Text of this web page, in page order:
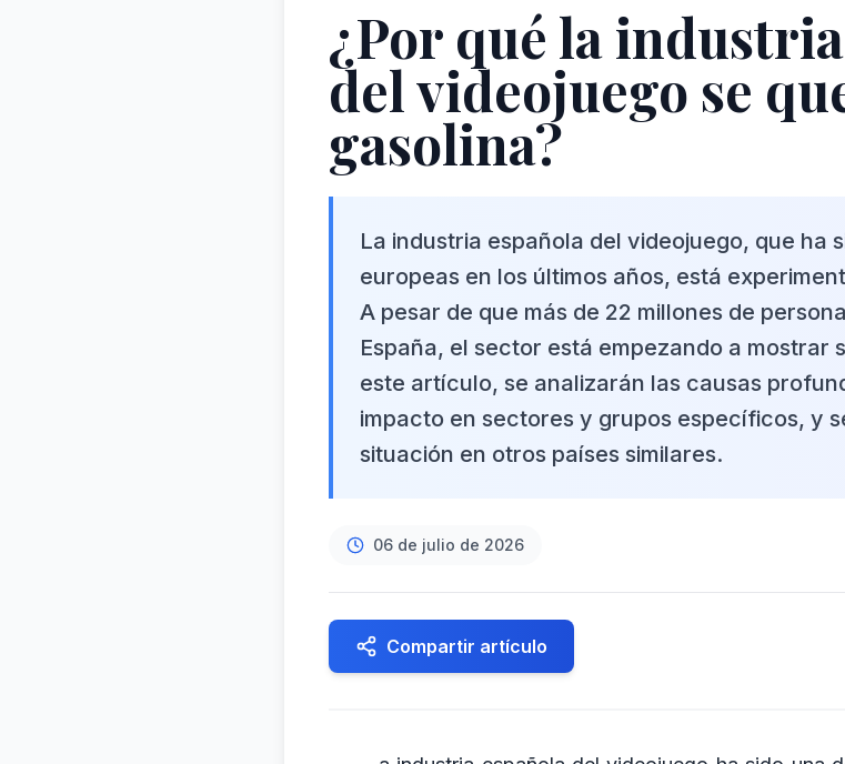
¿Por qué la
del videojuego se
gasolina?
La industria española del videojuego, que ha
europeas en los últimos años, está
A pesar de que más de 22 millones de
España, el sector está empezando a mostrar
este artículo, se analizarán las causas
impacto en sectores y grupos específicos, y
situación en otros países similares.
06 de julio de 2026
Compartir artículo